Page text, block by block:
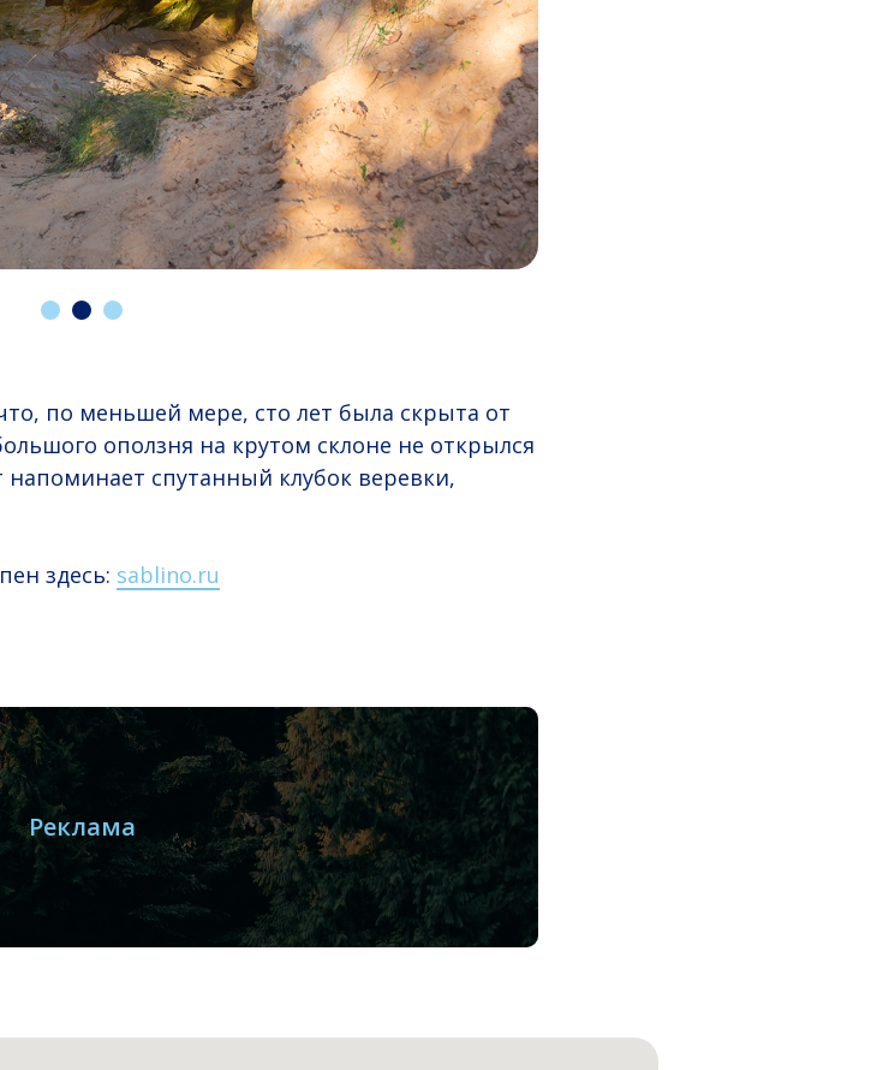
по меньшей мере, сто лет была скрыта от
оползня на крутом склоне не открылся
спутанный клубок веревки,
здесь: sablino.ru
Реклама